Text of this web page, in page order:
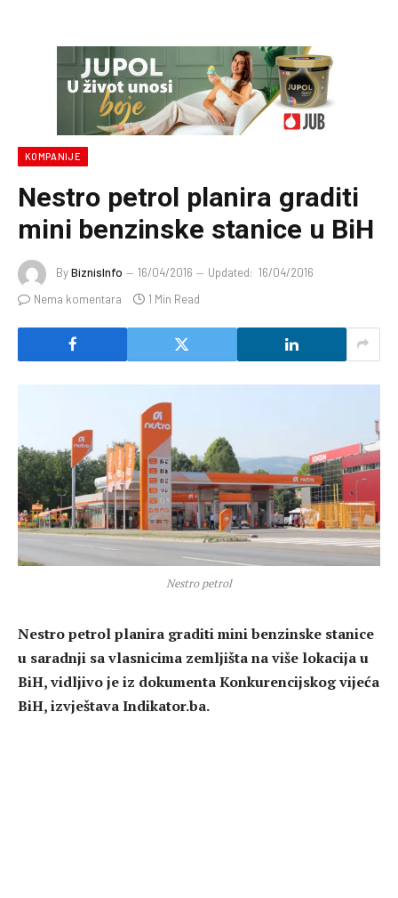
KOMPANIJE
Nestro petrol planira graditi
mini benzinske stanice u BiH
ByBiznisInfo 16/04/2016 Updated: 16/04/2016
Nema komentara
1 Min Read
Nestro petrol
Nestro petrol planira graditi mini benzinske stanice
u saradnji sa vlasnicima zemljišta na više lokacija u
BiH, vidljivo je iz dokumenta Konkurencijskog vijeća
BiH, izvještava Indikator.ba.